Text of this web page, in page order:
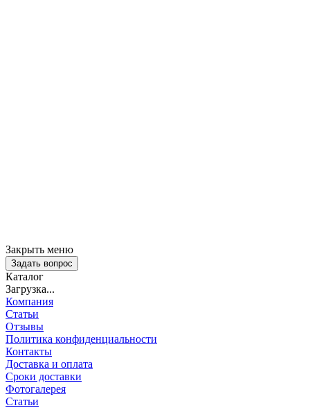
Закрыть меню
Задать вопрос
Каталог
Загрузка...
Компания
Статьи
Отзывы
Политика конфиденциальности
Контакты
Доставка и оплата
Сроки доставки
Фотогалерея
Статьи